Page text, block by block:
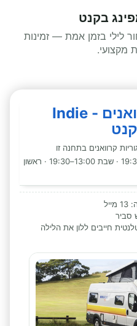
בקנט
לילי בזמן אמת — זמינות
מקצועי.
תחנת השכרת קרוואנים - Indie
שעות איסוף: א׳–ה׳ 13:00–19:30 · שבת 13:00–19:30 · ראשון
סביר
חייבים ללון את הלילה